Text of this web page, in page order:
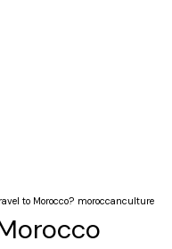
to Morocco? moroccanculture